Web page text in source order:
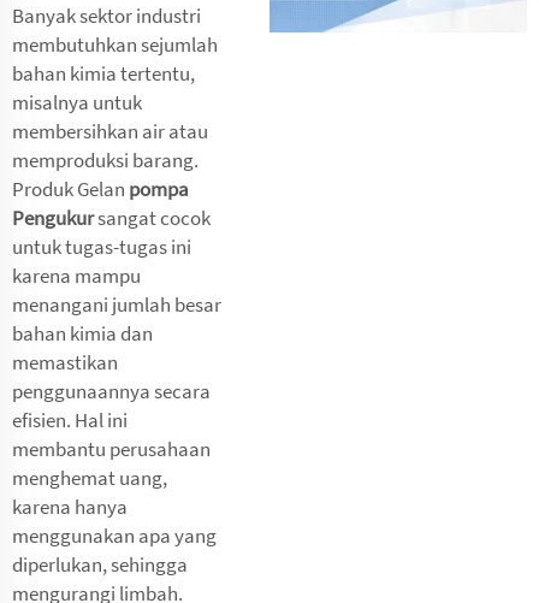
Banyak sektor industri
membutuhkan sejumlah
bahan kimia tertentu,
misalnya untuk
membersihkan air atau
memproduksi barang.
Produk Gelan pompa
Pengukursangat cocok
untuk tugas-tugas ini
karena mampu
menangani jumlah besar
bahan kimia dan
memastikan
penggunaannya secara
efisien. Hal ini
membantu perusahaan
menghemat uang,
karena hanya
menggunakan apa yang
diperlukan, sehingga
mengurangi limbah.